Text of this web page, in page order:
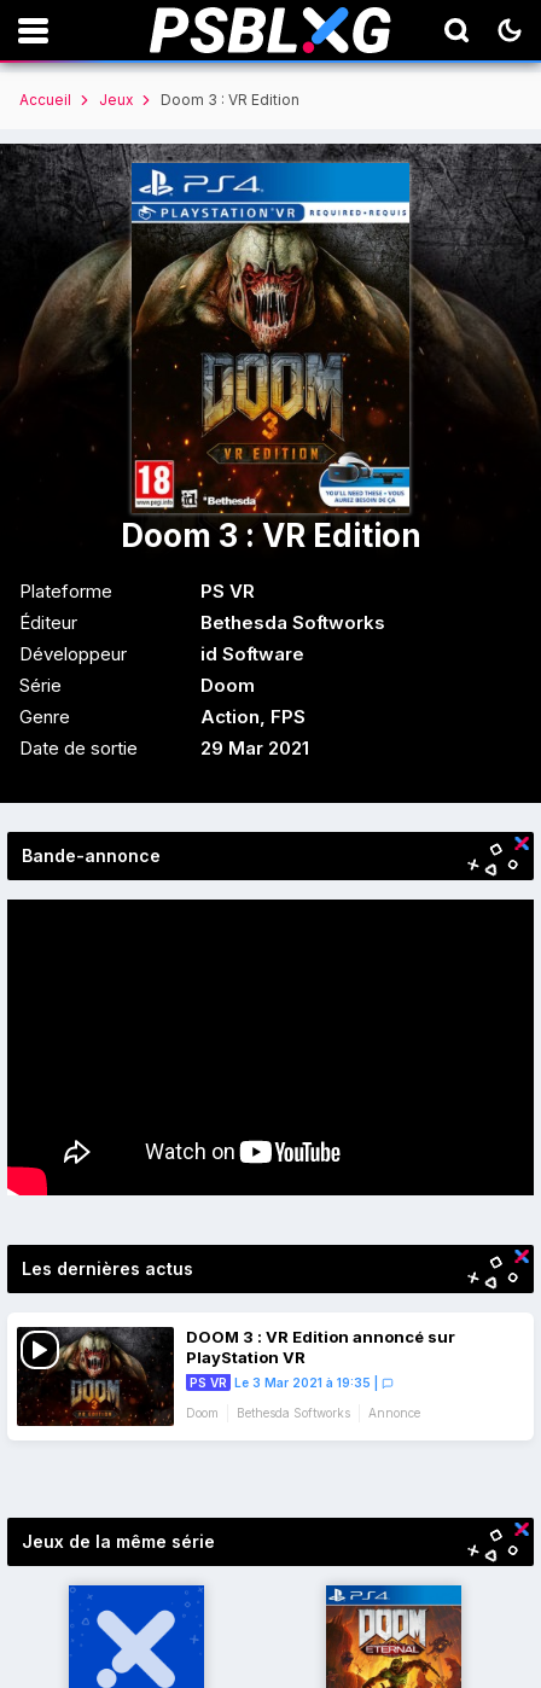
Accueil Jeux Doom 3 : VR Edition
Doom 3 : VR Edition
Plateforme
PS VR
Éditeur
Bethesda Softworks
Développeur
id Software
Série
Doom
Genre
Action, FPS
Date de sortie
29 Mar 2021
Bande-annonce
Les dernières actus
DOOM 3 : VR Edition annoncé sur
PlayStation VR
PS VR Le 3 Mar 2021 à 19:35
Doom Bethesda Softworks
Annonce
des
articles
Jeux de la même série